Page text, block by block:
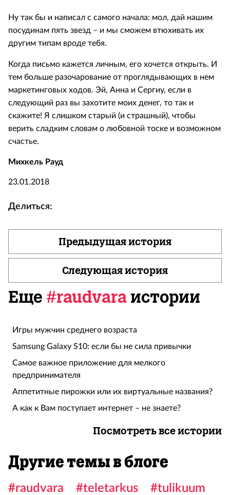
Ну так бы и написал с самого начала: мол, дай нашим
посудинам пять звезд – и мы сможем втюхивать их
другим типам вроде тебя.
Когда письмо кажется личным, его хочется открыть. И
тем больше разочарование от проглядывающих в нем
маркетинговых ходов. Эй, Анна и Сергиу, если в
следующий раз вы захотите моих денег, то так и
скажите! Я слишком старый (и страшный), чтобы
верить сладким словам о любовной тоске и возможном
счастье.
Михкель Рауд
23.01.2018
Делиться:
Предыдущая история
Следующая история
Еще #raudvara истории
Игры мужчин среднего возраста
Samsung Galaxy S10: если бы не сила привычки
Самое важное приложение для мелкого
предпринимателя
Аппетитные пирожки или их виртуальные названия?
А как к Вам поступает интернет – не знаете?
Посмотреть все истории
Другие темы в блоге
#raudvara #teletarkus
#tulikuum